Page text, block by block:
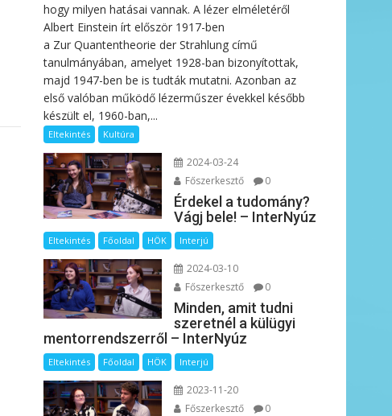
hogy milyen hatásai vannak. A lézer elméletéről
Albert Einstein írt először 1917-ben
a Zur Quantentheorie der Strahlung című
tanulmányában, amelyet 1928-ban bizonyítottak,
majd 1947-ben be is tudták mutatni. Azonban az
első valóban működő lézerműszer évekkel később
készült el, 1960-ban,...
Eltekintés Kultúra
2024-03-24
Főszerkesztő
0
Érdekel a tudomány?
Vágj bele! – InterNyúz
Eltekintés Főoldal HÖK Interjú
2024-03-10
Főszerkesztő
0
Minden, amit tudni
szeretnél a külügyi
mentorrendszerről – InterNyúz
Eltekintés Főoldal HÖK Interjú
2023-11-20
Főszerkesztő
0